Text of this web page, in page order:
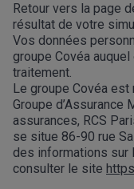
Retour vers la page
résultat de votre
Vos données
groupe Covéa
traitement.
Le groupe Covéa
Groupe d’Assurance
assurances, RCS
se situe 86-90 rue
des informations sur
consulter le site